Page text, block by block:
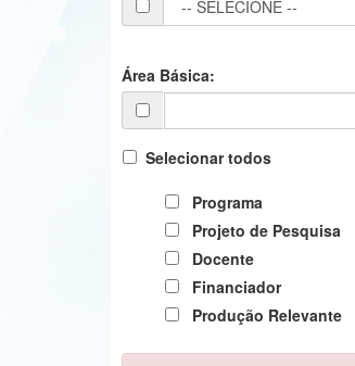
Área Básica:
Selecionar todos
Programa
Projeto de Pesquisa
Docente
Financiador
Produção Relevante